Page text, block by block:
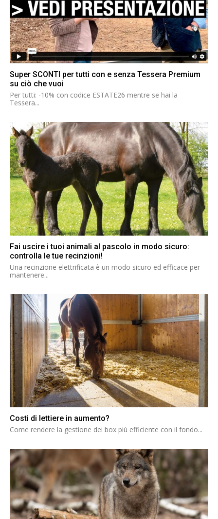
Super SCONTI per tutti con e senza Tessera Premium
su ciò che vuoi
Per tutti: -10% con codice ESTATE26 mentre se hai la
Tessera...
Fai uscire i tuoi animali al pascolo in modo sicuro:
controlla le tue recinzioni!
Una recinzione elettrificata è un modo sicuro ed efficace per
mantenere...
Costi di lettiere in aumento?
Come rendere la gestione dei box più efficiente con il fondo...